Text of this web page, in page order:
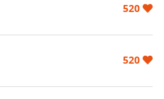
520
520